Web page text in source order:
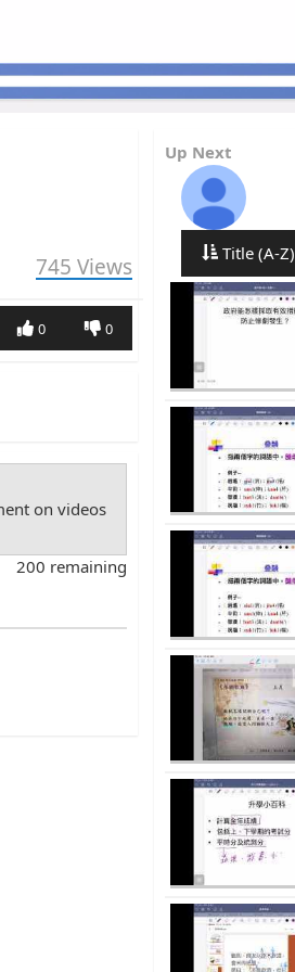
745 Views
0
0
on videos
200 remaining
Up Next
Title (A-Z)